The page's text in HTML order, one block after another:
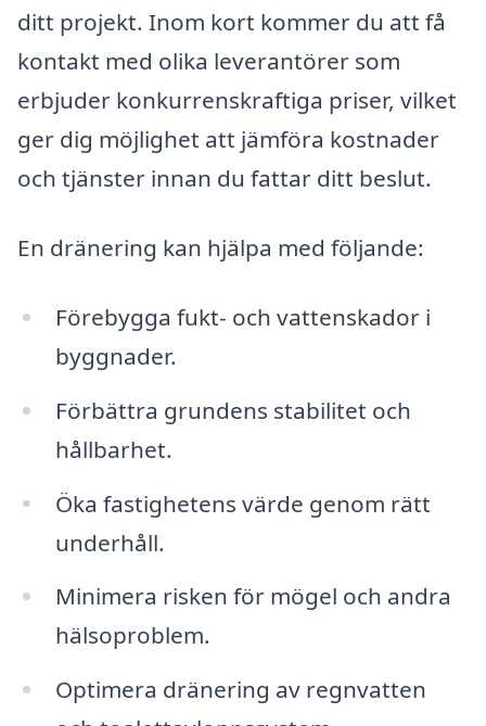
ditt projekt. Inom kort kommer du att få
kontakt med olika leverantörer som
erbjuder konkurrenskraftiga priser, vilket
ger dig möjlighet att jämföra kostnader
och tjänster innan du fattar ditt beslut.
En dränering kan hjälpa med följande:
Förebygga fukt- och vattenskador i
byggnader.
Förbättra grundens stabilitet och
hållbarhet.
Öka fastighetens värde genom rätt
underhåll.
Minimera risken för mögel och andra
hälsoproblem.
Optimera dränering av regnvatten